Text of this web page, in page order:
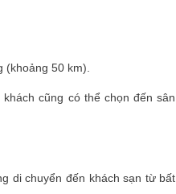
50 km).
cũng có thể chọn đến sân
di chuyển đến khách sạn từ bất